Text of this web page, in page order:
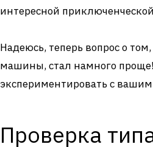
интересной
Надеюсь, теперь вопрос о
машины, стал намного
экспериментировать с
Проверка